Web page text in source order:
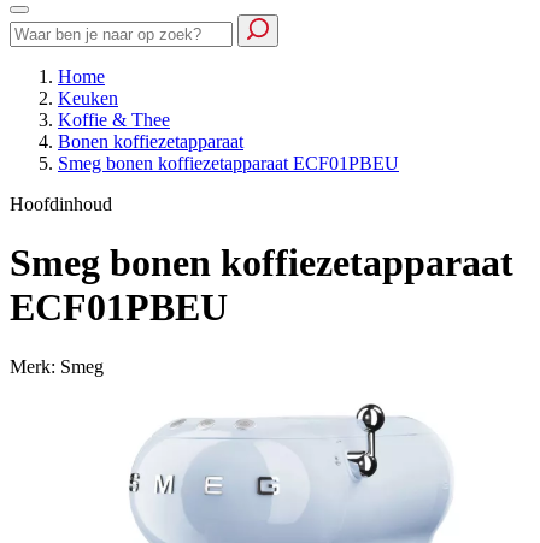
Home
Keuken
Koffie & Thee
Bonen koffiezetapparaat
Smeg bonen koffiezetapparaat ECF01PBEU
Hoofdinhoud
Smeg bonen koffiezetapparaat
ECF01PBEU
Merk: Smeg